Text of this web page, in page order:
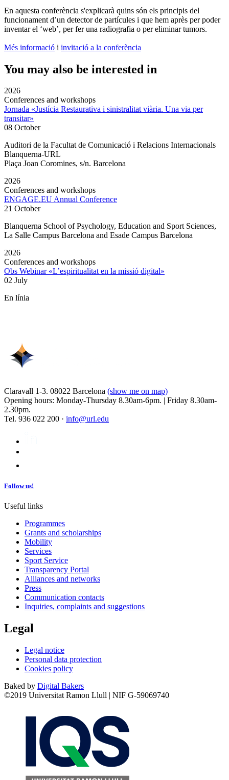
En aquesta conferència s'explicarà quins són els principis del
funcionament d’un detector de partícules i que hem après per poder
inventar el ‘web’, per fer una radiografia o per eliminar tumors.
Més informació i invitació a la conferència
You may also be interested in
2026
Conferences and workshops
Jornada «Justícia Restaurativa i sinistralitat viària. Una via per
transitar»
08 October
Auditori de la Facultat de Comunicació i Relacions Internacionals
Blanquerna-URL
Plaça Joan Coromines, s/n. Barcelona
2026
Conferences and workshops
ENGAGE.EU Annual Conference
21 October
Blanquerna School of Psychology, Education and Sport Sciences,
La Salle Campus Barcelona and Esade Campus Barcelona
2026
Conferences and workshops
Obs Webinar «L’espiritualitat en la missió digital»
02 July
En línia
Claravall 1-3. 08022 Barcelona (show me on map)
Opening hours: Monday-Thursday 8.30am-6pm. | Friday 8.30am-
2.30pm.
Tel. 936 022 200 · info@url.edu
Follow us!
Useful links
Programmes
Grants and scholarships
Mobility
Services
Sport Service
Transparency Portal
Alliances and networks
Press
Communication contacts
Inquiries, complaints and suggestions
Legal
Legal notice
Personal data protection
Cookies policy
Baked by Digital Bakers
©2019 Universitat Ramon Llull | NIF G-59069740